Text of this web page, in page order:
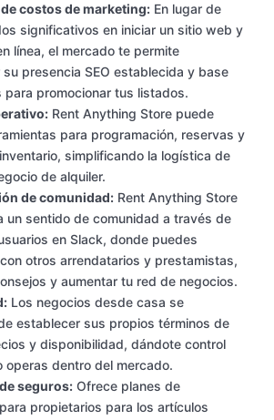
costos de marketing: En lugar de
significativos en iniciar un sitio web y
línea, el mercado te permite
presencia SEO establecida y base
para promocionar tus listados.
Rent Anything Store puede
para programación, reservas y
simplificando la logística de
de alquiler.
de comunidad: Rent Anything Store
un sentido de comunidad a través de
en Slack, donde puedes
otros arrendatarios y prestamistas,
y aumentar tu red de negocios.
Los negocios desde casa se
establecer sus propios términos de
y disponibilidad, dándote control
operas dentro del mercado.
seguros: Ofrece planes de
propietarios para los artículos